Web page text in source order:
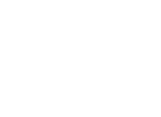
型イベント特集